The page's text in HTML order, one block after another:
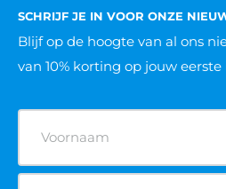
SCHRIJF JE IN VOOR ONZE
Blijf op de hoogte van al ons
van 10% korting op jouw
(Vereist)